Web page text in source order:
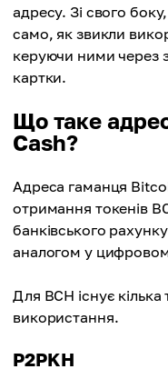
адресу. Зі свого
само, як звикли
керуючи ними через
картки.
Що таке
Cash?
Адреса гаманця
отримання токенів
банківського
аналогом у
Для BCH існує
використання.
P2PKH